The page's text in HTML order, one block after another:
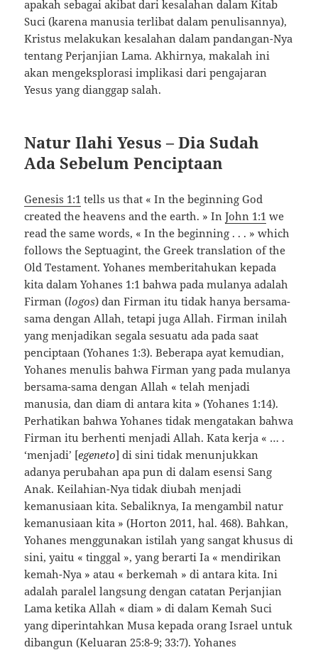
apakah sebagai akibat dari kesalahan dalam Kitab
Suci (karena manusia terlibat dalam penulisannya),
Kristus melakukan kesalahan dalam pandangan-Nya
tentang Perjanjian Lama. Akhirnya, makalah ini
akan mengeksplorasi implikasi dari pengajaran
Yesus yang dianggap salah.
Natur Ilahi Yesus – Dia Sudah
Ada Sebelum Penciptaan
Genesis 1:1 tells us that «In the beginning God
created the heavens and the earth. » InJohn 1:1 we
read the same words, «In the beginning . . . » which
follows the Septuagint, the Greek translation of the
Old Testament. Yohanes memberitahukan kepada
kita dalam Yohanes 1:1 bahwa pada mulanya adalah
Firman (logos) dan Firman itu tidak hanya bersama-
sama dengan Allah, tetapi juga Allah. Firman inilah
yang menjadikan segala sesuatu ada pada saat
penciptaan (Yohanes 1:3). Beberapa ayat kemudian,
Yohanes menulis bahwa Firman yang pada mulanya
bersama-sama dengan Allah « telah menjadi
manusia, dan diam di antara kita » (Yohanes 1:14).
Perhatikan bahwa Yohanes tidak mengatakan bahwa
Firman itu berhenti menjadi Allah. Kata kerja « … .
‘menjadi’ [egeneto] di sini tidak menunjukkan
adanya perubahan apa pun di dalam esensi Sang
Anak. Keilahian-Nya tidak diubah menjadi
kemanusiaan kita. Sebaliknya, Ia mengambil natur
kemanusiaan kita » (Horton 2011, hal. 468). Bahkan,
Yohanes menggunakan istilah yang sangat khusus di
sini, yaitu « tinggal », yang berarti Ia « mendirikan
kemah-Nya » atau « berkemah » di antara kita. Ini
adalah paralel langsung dengan catatan Perjanjian
Lama ketika Allah « diam » di dalam Kemah Suci
yang diperintahkan Musa kepada orang Israel untuk
dibangun (Keluaran 25:8-9; 33:7). Yohanes